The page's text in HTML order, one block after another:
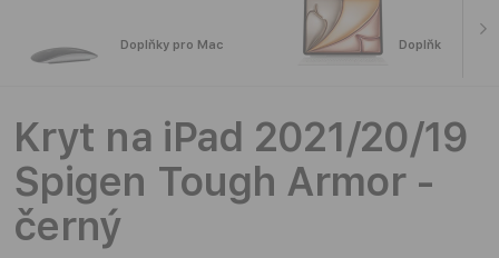
Doplňky pro Mac Doplňky pro
Kryt na iPad 2021/20/19
Spigen Tough Armor -
černý